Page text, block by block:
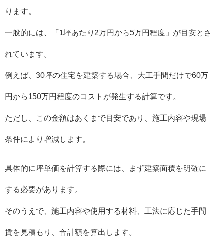
ります。
一般的には、「1坪あたり2万円から5万円程度」が目安とさ
れています。
例えば、30坪の住宅を建築する場合、大工手間だけで60万
円から150万円程度のコストが発生する計算です。
ただし、この金額はあくまで目安であり、施工内容や現場
条件により増減します。
具体的に坪単価を計算する際には、まず建築面積を明確に
する必要があります。
そのうえで、施工内容や使用する材料、工法に応じた手間
賃を見積もり、合計額を算出します。